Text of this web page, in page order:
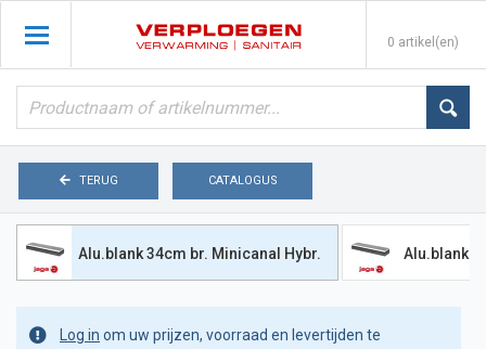
0 artikel(en)
TERUG CATALOGUS
Alu.blank 34cm br. Minicanal Hybr. Alu.blank
Log in om uw prijzen, voorraad en levertijden te